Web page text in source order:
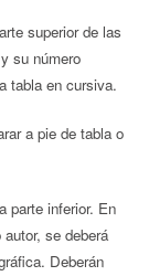
superior de las
su número
tabla en cursiva.
a pie de tabla o
parte inferior. En
se deberá
Deberán